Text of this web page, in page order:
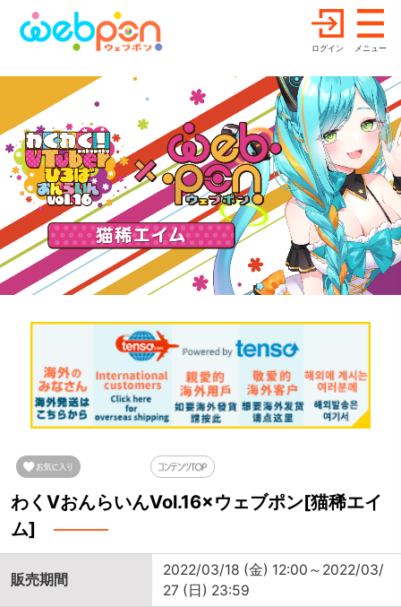
ログイン メニュー
わくVおんらいんVol.16×ウェブポン[猫稀エイ
ム]
販売期間
2022/03/18 (金) 12:00～2022/03/
27 (日) 23:59